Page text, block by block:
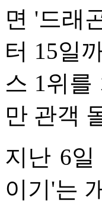
면 '드래
터 15일
스 1위를
만 관객
지난 6
이기'는